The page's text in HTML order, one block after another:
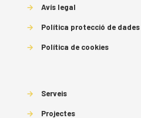
→ Avís legal
→ Política protecció de dades
→ Política de cookies
→ Serveis
→ Projectes